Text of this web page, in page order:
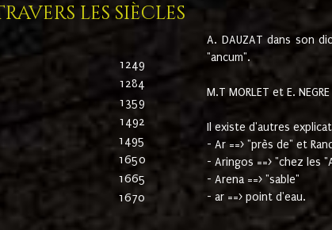
les siècles
1249
1284
1359
1492
1495
1650
1665
1670
A. DAUZAT dans son
"ancum".
M.T MORLET et E.
Il existe d'autres
- Ar ==> "près de" et
- Aringos ==> "chez les
- Arena ==> "sable"
- ar ==> point d'eau.